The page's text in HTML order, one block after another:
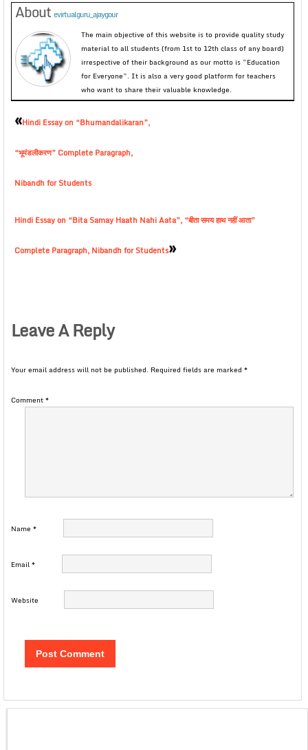
About evirtualguru_ajaygour
The main objective of this website is to provide quality study
material to all students (from 1st to 12th class of any board)
irrespective of their background as our motto is “Education
for Everyone”. It is also a very good platform for teachers
who want to share their valuable knowledge.
«Hindi Essay on “Bhumandalikaran”,
“भूमंडलीकरण” Complete Paragraph,
Nibandh for Students
Hindi Essay on “Bita Samay Haath Nahi Aata”, “बीता समय हाथ नहीं आता”
Complete Paragraph, Nibandh for Students»
Leave A Reply
Your email address will not be published. Required fields are marked *
Comment*
Name *
Email*
Website